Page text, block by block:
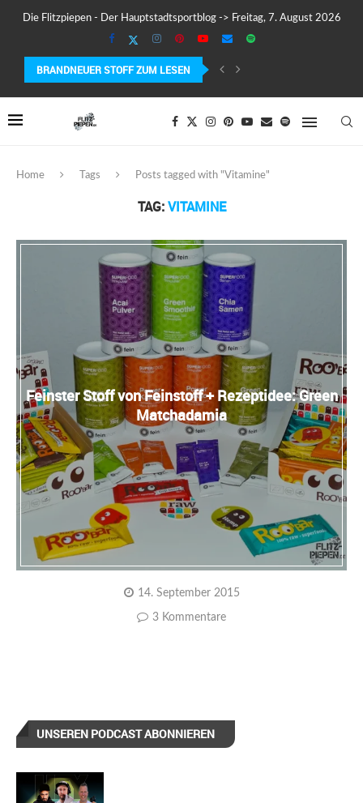
Die Flitzpiepen - Der Hauptstadtsportblog -> Freitag, 7. August 2026
BRANDNEUER STOFF ZUM LESEN
COROS PACE 4 IM TEST – LEICHT, SCHNELL...
Home Tags Posts tagged with "Vitamine"
TAG:VITAMINE
Feinster Stoff von Feinstoff + Rezeptidee: Green
Matchadamia
14. September 2015
3 Kommentare
UNSEREN PODCAST ABONNIEREN